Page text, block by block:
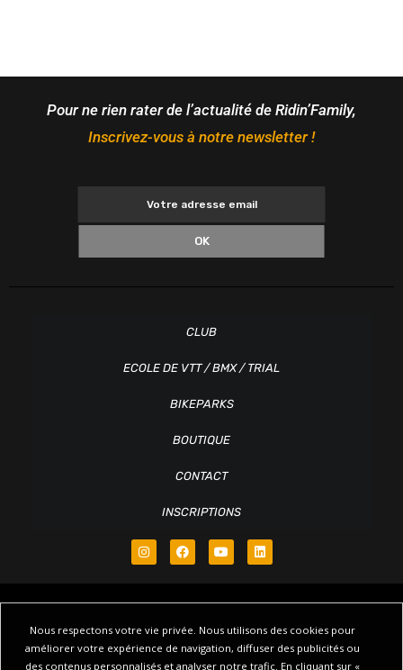
Pour ne rien rater de l’actualité de Ridin’Family,
Inscrivez-vous à notre newsletter !
OK
CLUB
ECOLE DE VTT / BMX / TRIAL
BIKEPARKS
BOUTIQUE
CONTACT
INSCRIPTIONS
Nous respectons votre vie privée. Nous utilisons des cookies pour
améliorer votre expérience de navigation, diffuser des publicités ou
des contenus personnalisés et analyser notre trafic. En cliquant sur «